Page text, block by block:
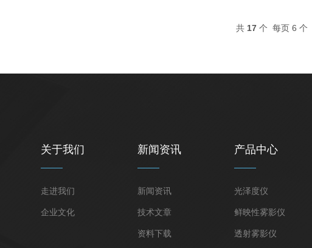
共 17 个 每页 6 个
关于我们
走进我们
企业文化
新闻资讯
新闻资讯
技术文章
资料下载
产品中心
光泽度仪
鲜映性雾影仪
透射雾影仪